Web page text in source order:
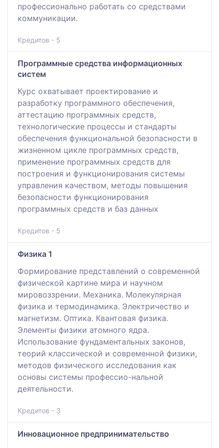
профессионально работать со средствами
коммуникации.
Кредитов - 5
Программные средства информационных
систем
Курс охватывает проектирование и
разработку программного обеспечения,
аттестацию программных средств,
технологические процессы и стандарты
обеспечения функциональной безопасности в
жизненном цикле программных средств,
применение программных средств для
построения и функционирования системы
управления качеством, методы повышения
безопасности функционирования
программных средств и баз данных
Кредитов - 5
Физика 1
Формирование представлений о современной
физической картине мира и научном
мировоззрении. Механика. Молекулярная
физика и термодинамика. Электричество и
магнетизм. Оптика. Квантовая физика.
Элементы физики атомного ядра.
Использование фундаментальных законов,
теорий классической и современной физики,
методов физического исследования как
основы системы профессио-нальной
деятельности.
Кредитов - 3
Инновационное предпринимательство